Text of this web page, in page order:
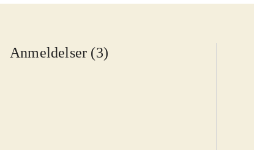
Anmeldelser (3)